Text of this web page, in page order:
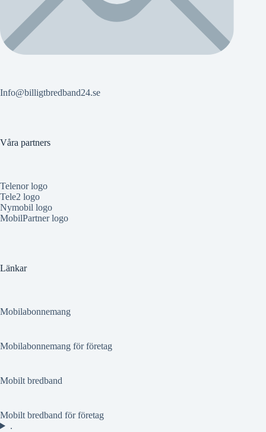
Info@billigtbredband24.se
Våra partners
Telenor logo
Tele2 logo
Nymobil logo
MobilPartner logo
Länkar
Mobilabonnemang
Mobilabonnemang för företag
Mobilt bredband
Mobilt bredband för företag
.